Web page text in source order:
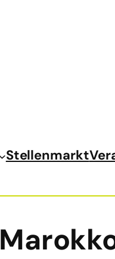
Stellenmarkt